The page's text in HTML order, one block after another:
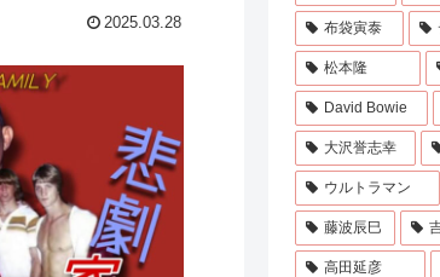
2025.03.28 布袋寅泰
松本隆
David Bowie
大沢誉志幸
ウルトラマン
藤波辰巳
高田延彦